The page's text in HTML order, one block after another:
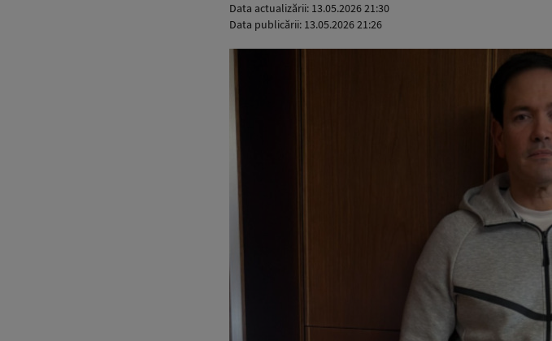
Data actualizării: 13.05.2026 21:30
Data publicării: 13.05.2026 21:26